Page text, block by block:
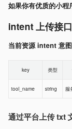
如果你有优质的小程
intent 上传接口
当前资源 intent 意
key 类型
tool_name string 服
通过平台上传 txt